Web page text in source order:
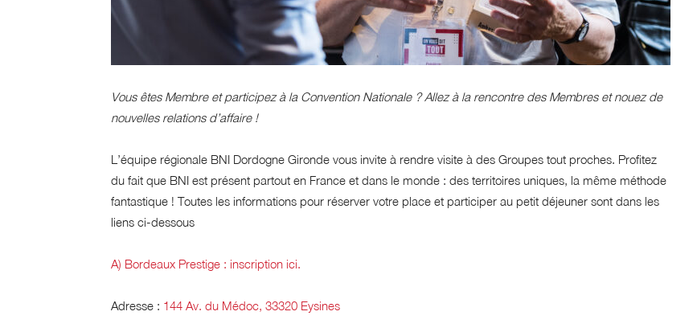
Vous êtes Membre et participez à la Convention Nationale ? Allez à la rencontre des Membres et nouez de
nouvelles relations d’affaire !
L’équipe régionale BNI Dordogne Gironde vous invite à rendre visite à des Groupes tout proches. Profitez
du fait que BNI est présent partout en France et dans le monde : des territoires uniques, la même méthode
fantastique ! Toutes les informations pour réserver votre place et participer au petit déjeuner sont dans les
liens ci-dessous
A) Bordeaux Prestige : inscription ici.
Adresse : 144 Av. du Médoc, 33320 Eysines